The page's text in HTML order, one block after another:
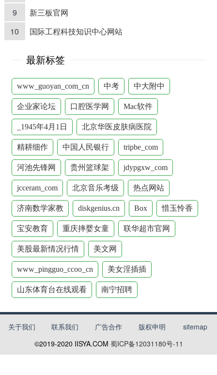
9
新三板官网
10
国际工程科技知识中心网站
最新标签
www_guoyan_com_cn 中考 中大附中
企业家论坛 口腔医学网 Mac软件
_1945年4月1日 北京华医皮肤病医院
精耕细作 中国人民银行 tripbe_com
河池先锋网 贵州篮球架 jdypgxw_com
jcceram_com 北京音乐考级 热点网站
济南数学家教 diskgenius.cn Box 惜玉怜香
宝安教育 重庆摔婴女童 联华超市官网
美股最新情况行情 美文网
www_pingguo_ccoo_cn 美女淫插插
山东体育台在线观看 南宁招聘
关于我们 联系我们 广告合作 版权申明
sitemap
©2019-2020 IISYA.COM 蜀ICP备12031180号-11